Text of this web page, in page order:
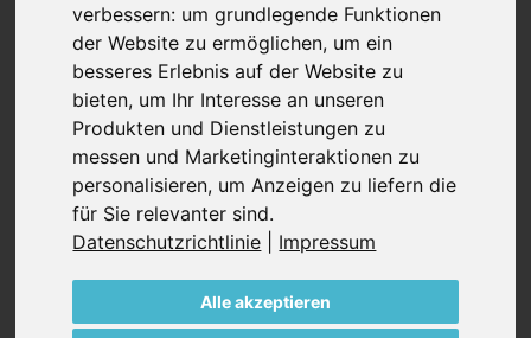
verbessern: um grundlegende Funktionen
der Website zu ermöglichen, um ein
besseres Erlebnis auf der Website zu
bieten, um Ihr Interesse an unseren
Produkten und Dienstleistungen zu
messen und Marketinginteraktionen zu
personalisieren, um Anzeigen zu liefern die
für Sie relevanter sind.
Datenschutzrichtlinie
Impressum
Alle akzeptieren
SV 500/1
SEITENKANAL-VERDICHTER,
EINSTUFIG
SV 500/1 ist eine Strömungsmaschine, die eine hohe